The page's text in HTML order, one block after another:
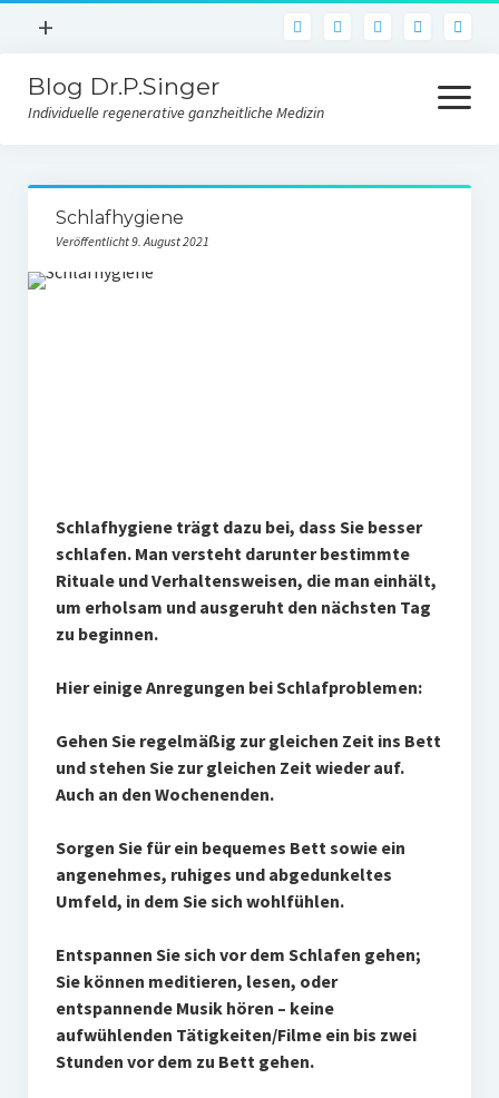
Menü
+
Facebook
Blog Dr.P.Singer
Individuelle regenerative ganzheitliche Medizin
Menü
öffnen
Blog
Über uns
Kontakt
Schlafhygiene
Veröffentlicht 9. August 2021
Schlafhygiene trägt dazu bei, dass Sie besser
schlafen. Man versteht darunter bestimmte
Rituale und Verhaltensweisen, die man einhält,
um erholsam und ausgeruht den nächsten Tag
zu beginnen.
Hier einige Anregungen bei Schlafproblemen:
Gehen Sie regelmäßig zur gleichen Zeit ins Bett
und stehen Sie zur gleichen Zeit wieder auf.
Auch an den Wochenenden.
Sorgen Sie für ein bequemes Bett sowie ein
angenehmes, ruhiges und abgedunkeltes
Umfeld, in dem Sie sich wohlfühlen.
Entspannen Sie sich vor dem Schlafen gehen;
Sie können meditieren, lesen, oder
entspannende Musik hören – keine
aufwühlenden Tätigkeiten/Filme ein bis zwei
Stunden vor dem zu Bett gehen.